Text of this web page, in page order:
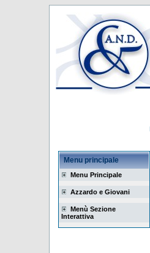
Menu principale
Menu Principale
Azzardo e Giovani
Menù Sezione
Interattiva